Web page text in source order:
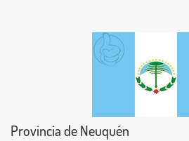
Provincia de Neuquén